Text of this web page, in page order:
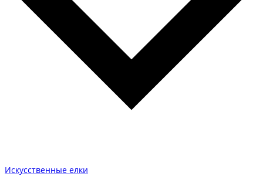
Искусственные елки